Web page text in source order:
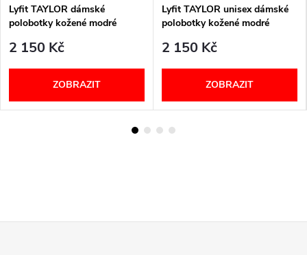
Lyfit TAYLOR dámské
polobotky kožené modré
2 150 Kč
ZOBRAZIT
Lyfit TAYLOR unisex dámské
polobotky kožené modré
2 150 Kč
ZOBRAZIT